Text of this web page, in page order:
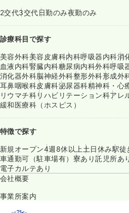
2交代3交代日勤のみ夜勤のみ
診療科目で探す
美容外科美容皮膚科内科呼吸器内科消
血液内科腎臓内科糖尿病内科外科呼吸
消化器外科脳神経外科整形外科形成外
耳鼻咽喉科皮膚科泌尿器科精神科・心
リウマチ科リハビリテーション科アレ
緩和医療科（ホスピス）
特徴で探す
新規オープン4週8休以上 土日休み駅徒
車通勤可（駐車場有） 寮あり託児所あ
電子カルテあり
会社概要
事業所案内